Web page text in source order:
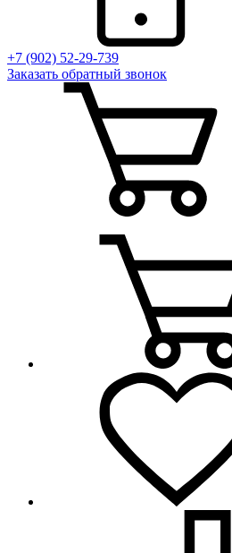
+7 (902) 52-29-739
Заказать обратный звонок